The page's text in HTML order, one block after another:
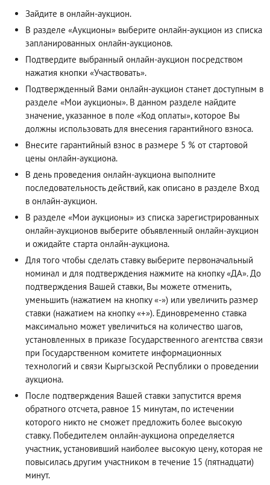
Зайдите в онлайн-аукцион.
В разделе «Аукционы» выберите онлайн-аукцион из списка
запланированных онлайн-аукционов.
Подтвердите выбранный онлайн-аукцион посредством
нажатия кнопки «Участвовать».
Подтвержденный Вами онлайн-аукцион станет доступным в
разделе «Мои аукционы». В данном разделе найдите
значение, указанное в поле «Код оплаты», которое Вы
должны использовать для внесения гарантийного взноса.
Внесите гарантийный взнос в размере 5 % от стартовой
цены онлайн-аукциона.
В день проведения онлайн-аукциона выполните
последовательность действий, как описано в разделе Вход
в онлайн-аукцион.
В разделе «Мои аукционы» из списка зарегистрированных
онлайн-аукционов выберите объявленный онлайн-аукцион
и ожидайте старта онлайн-аукциона.
Для того чтобы сделать ставку выберите первоначальный
номинал и для подтверждения нажмите на кнопку «ДА». До
подтверждения Вашей ставки, Вы можете отменить,
уменьшить (нажатием на кнопку «-») или увеличить размер
ставки (нажатием на кнопку «+»). Единовременно ставка
максимально может увеличиться на количество шагов,
установленных в приказе Государственного агентства связи
при Государственном комитете информационных
технологий и связи Кыргызской Республики о проведении
аукциона.
После подтверждения Вашей ставки запустится время
обратного отсчета, равное 15 минутам, по истечении
которого никто не сможет предложить более высокую
ставку. Победителем онлайн-аукциона определяется
участник, установивший наиболее высокую цену, которая не
повысилась другим участником в течение 15 (пятнадцати)
минут.